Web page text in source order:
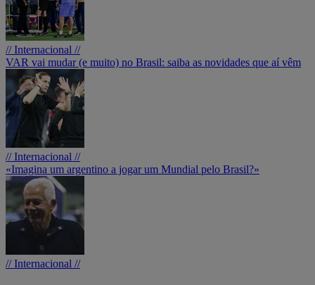
// Internacional //
VAR vai mudar (e muito) no Brasil: saiba as novidades que aí vêm
// Internacional //
«Imagina um argentino a jogar um Mundial pelo Brasil?»
// Internacional //